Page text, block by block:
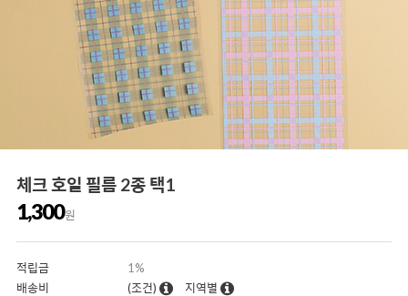
체크 호일 필름 2종 택1
1,300원
적립금
1%
배송비
(조건) 지역별